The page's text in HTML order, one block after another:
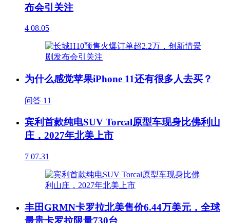
布会引关注
4 08.05
为什么感觉苹果iPhone 11还有很多人去买？
问答 11
宾利首款纯电SUV Torcal原型车现身比佛利山
庄，2027年北美上市
7 07.31
丰田GRMN卡罗拉北美售价6.44万美元，全球
最贵卡罗拉限量730台